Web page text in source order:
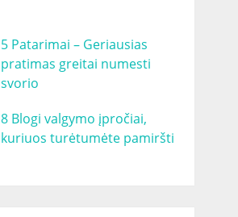
5 Patarimai – Geriausias
pratimas greitai numesti
svorio
8 Blogi valgymo įpročiai,
kuriuos turėtumėte pamiršti